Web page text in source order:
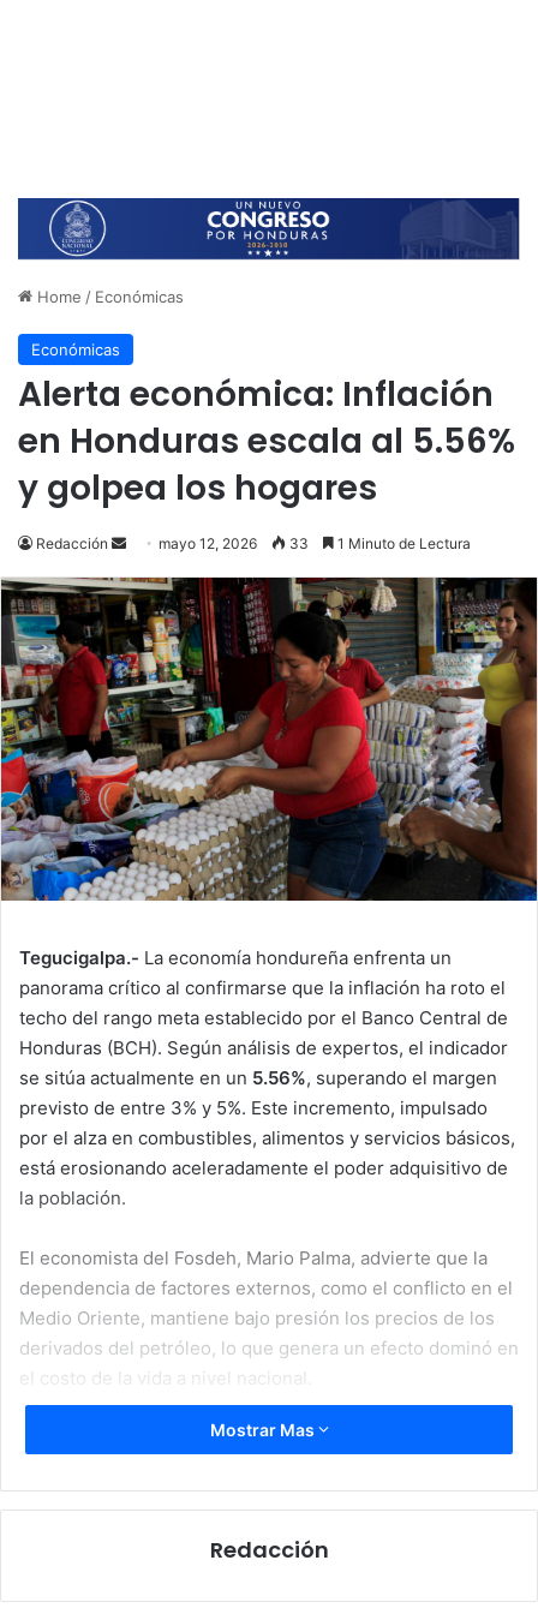
Home / Económicas
Económicas
Alerta económica: Inflación
en Honduras escala al 5.56%
y golpea los hogares
Redacción
Send
email
mayo 12, 2026 33 1 Minuto de Lectura
Tegucigalpa.- La economía hondureña enfrenta un
panorama crítico al confirmarse que la inflación ha roto el
techo del rango meta establecido por el Banco Central de
Honduras (BCH). Según análisis de expertos, el indicador
se sitúa actualmente en un 5.56%, superando el margen
previsto de entre 3% y 5%. Este incremento, impulsado
por el alza en combustibles, alimentos y servicios básicos,
está erosionando aceleradamente el poder adquisitivo de
la población.
El economista del Fosdeh, Mario Palma, advierte que la
dependencia de factores externos, como el conflicto en el
Medio Oriente, mantiene bajo presión los precios de los
derivados del petróleo, lo que genera un efecto dominó en
el costo de la vida a nivel nacional.
Mostrar Mas
Redacción